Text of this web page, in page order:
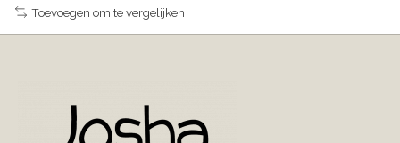
Toevoegen om te vergelijken